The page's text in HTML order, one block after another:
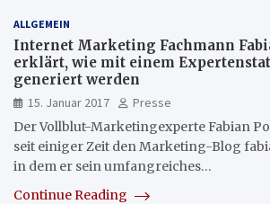
ALLGEMEIN
Internet Marketing Fachmann
erklärt, wie mit einem
generiert werden
15. Januar 2017
Presse
Der Vollblut-Marketingexperte Fabian
seit einiger Zeit den Marketing-Blog
in dem er sein umfangreiches…
Continue Reading